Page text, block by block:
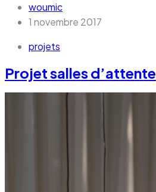
woumic
1 novembre 2017
projets
Projet salles d’attente